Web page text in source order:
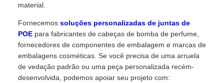
material.
Fornecemos soluções personalizadas de juntas de
POE para fabricantes de cabeças de bomba de perfume,
fornecedores de componentes de embalagem e marcas de
embalagens cosméticas. Se você precisa de uma arruela
de vedação padrão ou uma peça personalizada recém-
desenvolvida, podemos apoiar seu projeto com: